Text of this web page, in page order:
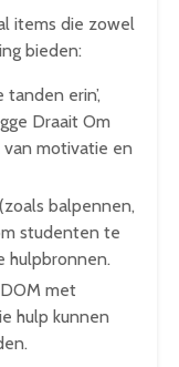
items die zowel
bieden:
erin’,
Draait Om
van motivatie en
balpennen,
studenten te
hulpbronnen.
met
hulp kunnen